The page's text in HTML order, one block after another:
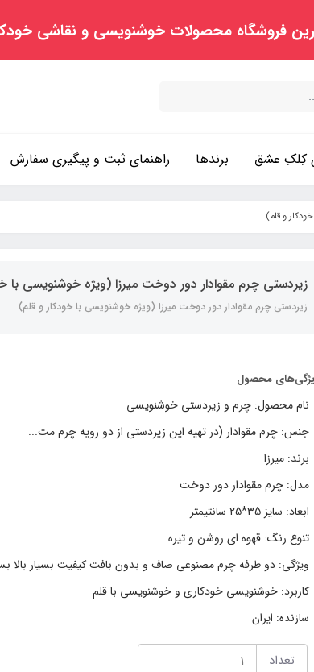
فروشگاه محصولات خوشنویسی و نقاشی
کِلکِ عشق برندها راهنمای ثبت و پیگیری سفارش
و قلم)
زیردستی چرم مقوادار دور دوخت میرزا (ویژه خوشنویسی با
زیردستی چرم مقوادار دور دوخت میرزا (ویژه خوشنویسی با خودکار و قلم)
محصول
نام محصول: چرم و زیردستی خوشنویسی
جنس: چرم مقوادار (در تهیه این زیردستی از دو رویه چرم مت...
برند: میرزا
مدل: چرم مقوادار دور دوخت
ابعاد: سایز 35*25 سانتیمتر
تنوع رنگ: قهوه ای روشن و تیره
ویژگی: دو طرفه چرم مصنوعی صاف و بدون بافت کیفیت بسیار بالا
کاربرد: خوشنویسی خودکاری و خوشنویسی با قلم
سازنده: ایران
تعداد